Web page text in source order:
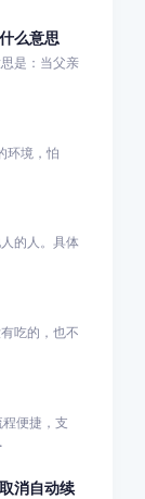
么意思
是：当父亲
环境，怕
的人。‌具体
吃的，也不
便捷，支
消自动续